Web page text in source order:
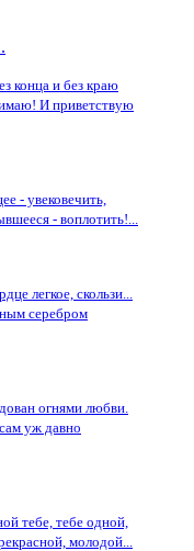
конца и без краю
И приветствую
- увековечить,
- воплотить!...
легкое, скользи...
серебром
огнями любви.
уж давно
тебе, тебе одной,
молодой...